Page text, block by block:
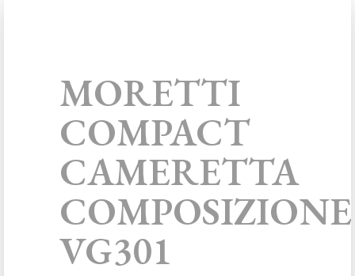
MORETTI
COMPACT
CAMERETTA
COMPOSIZIONE
VG301